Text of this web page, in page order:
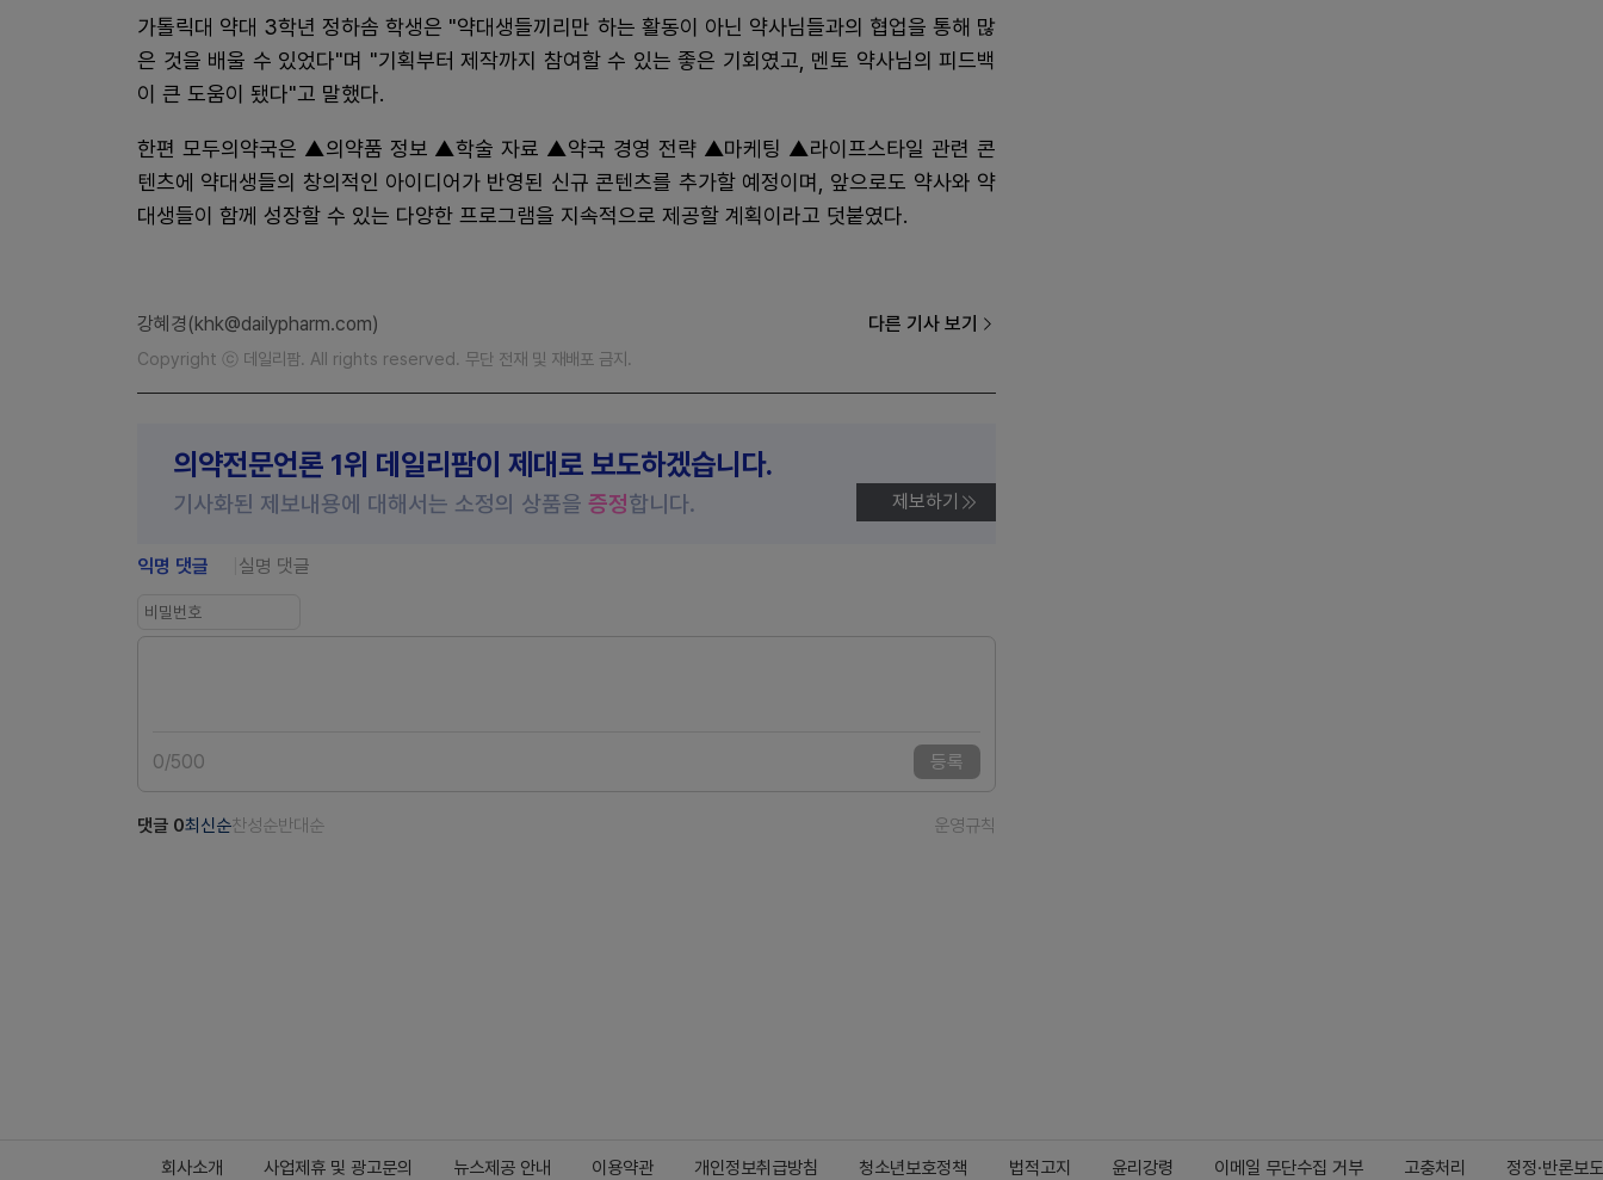
가톨릭대 약대 3학년 정하솜 학생은 "약대생들끼리만 하는 활동이 아닌 약사님들과의 협업을 통해 많
은 것을 배울 수 있었다"며 "기획부터 제작까지 참여할 수 있는 좋은 기회였고, 멘토 약사님의 피드백
이 큰 도움이 됐다"고 말했다.
한편 모두의약국은 ▲의약품 정보 ▲학술 자료 ▲약국 경영 전략 ▲마케팅 ▲라이프스타일 관련 콘
텐츠에 약대생들의 창의적인 아이디어가 반영된 신규 콘텐츠를 추가할 예정이며, 앞으로도 약사와 약
대생들이 함께 성장할 수 있는 다양한 프로그램을 지속적으로 제공할 계획이라고 덧붙였다.
강혜경(khk@dailypharm.com) 다른 기사 보기
Copyright ⓒ 데일리팜. All rights reserved. 무단 전재 및 재배포 금지.
의약전문언론 1위 데일리팜이 제대로 보도하겠습니다.
기사화된 제보내용에 대해서는 소정의 상품을 증정합니다. 제보하기
익명 댓글 실명 댓글
0/500 등록
댓글 0최신순찬성순반대순 운영규칙
회사소개 사업제휴 및 광고문의 뉴스제공 안내 이용약관 개인정보취급방침 청소년보호정책 법적고지 윤리강령 이메일 무단수집 거부 고충처리 정정·반론보도